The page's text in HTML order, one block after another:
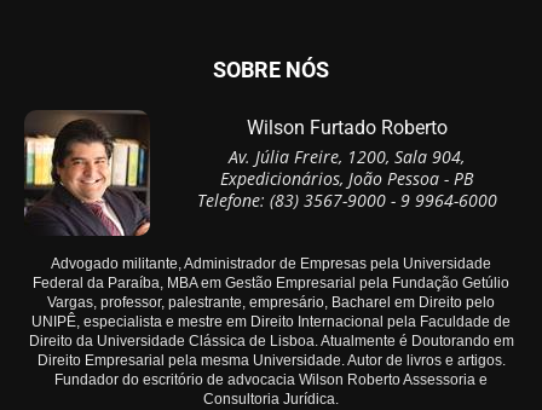
SOBRE NÓS
Wilson Furtado Roberto
Av. Júlia Freire, 1200, Sala 904,
Expedicionários, João Pessoa - PB
Telefone: (83) 3567-9000 - 9 9964-6000
Advogado militante, Administrador de Empresas pela Universidade
Federal da Paraíba, MBA em Gestão Empresarial pela Fundação Getúlio
Vargas, professor, palestrante, empresário, Bacharel em Direito pelo
UNIPÊ, especialista e mestre em Direito Internacional pela Faculdade de
Direito da Universidade Clássica de Lisboa. Atualmente é Doutorando em
Direito Empresarial pela mesma Universidade. Autor de livros e artigos.
Fundador do escritório de advocacia Wilson Roberto Assessoria e
Consultoria Jurídica.